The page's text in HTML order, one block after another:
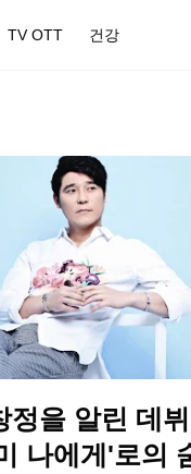
TV OTT 건강
정을 알린 데뷔
나에게'로의